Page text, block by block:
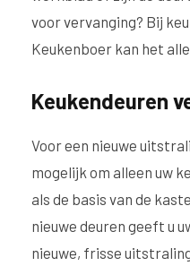
voor vervanging? Bij
Keukenboer kan het
Keukendeuren
Voor een nieuwe
mogelijk om alleen uw
als de basis van de
nieuwe deuren geeft u
nieuwe, frisse